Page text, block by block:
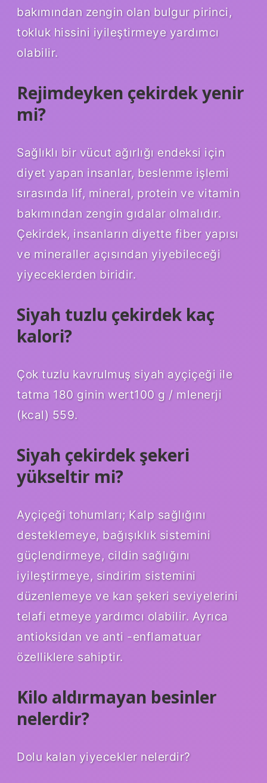
bakımından zengin olan bulgur pirinci,
tokluk hissini iyileştirmeye yardımcı
olabilir.
Rejimdeyken çekirdek yenir
mi?
Sağlıklı bir vücut ağırlığı endeksi için
diyet yapan insanlar, beslenme işlemi
sırasında lif, mineral, protein ve vitamin
bakımından zengin gıdalar olmalıdır.
Çekirdek, insanların diyette fiber yapısı
ve mineraller açısından yiyebileceği
yiyeceklerden biridir.
Siyah tuzlu çekirdek kaç
kalori?
Çok tuzlu kavrulmuş siyah ayçiçeği ile
tatma 180 ginin wert100 g / mlenerji
(kcal) 559.
Siyah çekirdek şekeri
yükseltir mi?
Ayçiçeği tohumları; Kalp sağlığını
desteklemeye, bağışıklık sistemini
güçlendirmeye, cildin sağlığını
iyileştirmeye, sindirim sistemini
düzenlemeye ve kan şekeri seviyelerini
telafi etmeye yardımcı olabilir. Ayrıca
antioksidan ve anti -enflamatuar
özelliklere sahiptir.
Kilo aldırmayan besinler
nelerdir?
Dolu kalan yiyecekler nelerdir?